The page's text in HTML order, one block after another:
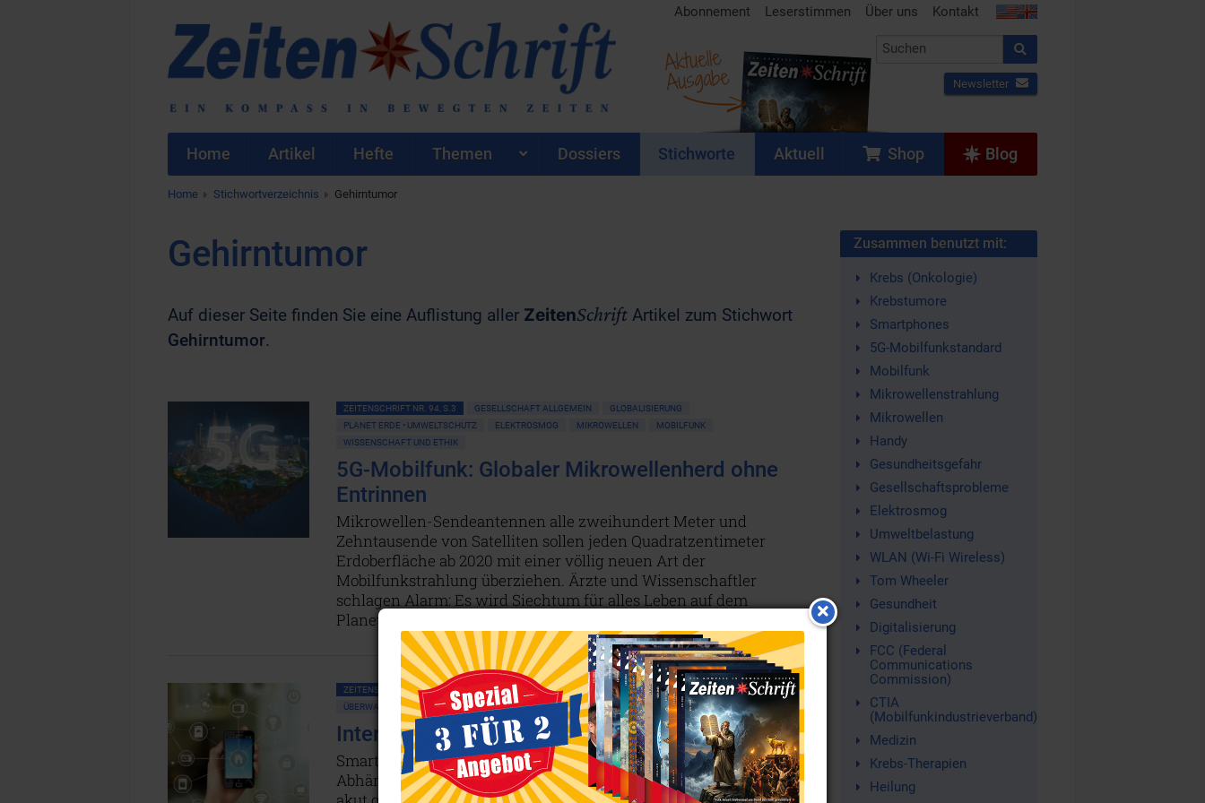
Abonnement Leserstimmen Über uns Kontakt
Newsletter
Aktuelle
Ausgabe
Home Artikel Hefte Themen Dossiers Stichworte Aktuell Shop Blog
Home Stichwortverzeichnis Gehirntumor
Gehirntumor
Auf dieser Seite finden Sie eine Auflistung aller ZeitenSchrift Artikel zum Stichwort
Gehirntumor.
ZEITENSCHRIFT NR. 94, S.3 GESELLSCHAFT ALLGEMEIN
GLOBALISIERUNG
PLANET ERDE • UMWELTSCHUTZ
ELEKTROSMOG MIKROWELLEN
MOBILFUNK
WISSENSCHAFT UND ETHIK
5G-Mobilfunk: Globaler Mikrowellenherd ohne
Entrinnen
Mikrowellen-Sendeantennen alle zweihundert Meter und
Zehntausende von Satelliten sollen jeden Quadratzentimeter
Erdoberfläche ab 2020 mit einer völlig neuen Art der
Mobilfunkstrahlung überziehen. Ärzte und Wissenschaftler
schlagen Alarm: Es wird Siechtum für alles Leben auf dem
Planeten bedeuten.
ZEITENSCHRIFT NR. 94, S.6 GESELLSCHAFT ALLGEMEIN GLOBALISIERUNG
NEUE WELTORDNUNG
ÜBERWACHUNG • MIND CONTROL
ELEKTROSMOG MIKROWELLEN MOBILFUNK
Internet der Dinge: Vernetzt, verstrahlt und krank
Smarte Geräte sollen uns in die totale Überwachung und
Abhängigkeit locken. Die Gesundheit – gerade von Kindern – ist
Zusammen benutzt mit:
Krebs (Onkologie)
Krebstumore
Smartphones
5G-Mobilfunkstandard
Mobilfunk
Mikrowellenstrahlung
Mikrowellen
Handy
Gesundheitsgefahr
Gesellschaftsprobleme
Elektrosmog
Umweltbelastung
WLAN (Wi-Fi Wireless)
Tom Wheeler
Gesundheit
Digitalisierung
FCC (Federal
Communications
Commission)
CTIA
(Mobilfunkindustrieverband)
Medizin
Krebs-Therapien
Heilung